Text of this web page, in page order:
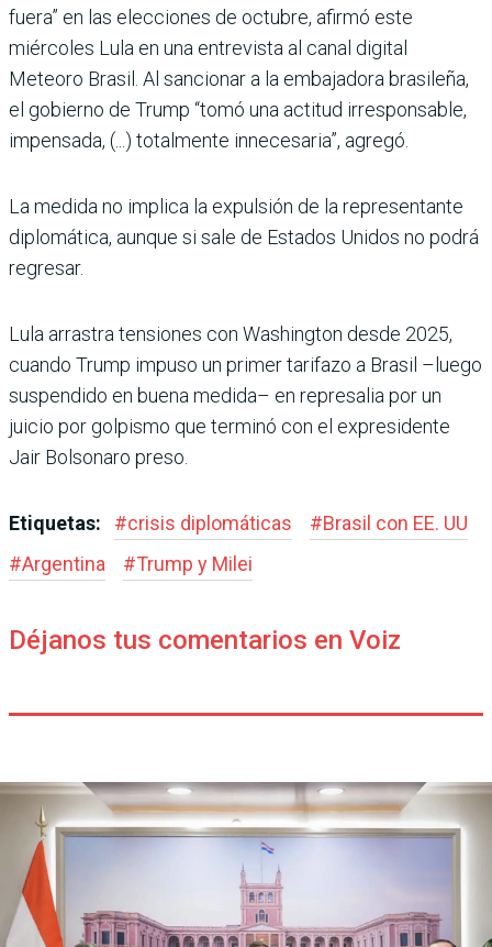
fuera” en las elecciones de octubre, afirmó este
miércoles Lula en una entrevista al canal digital
Meteoro Brasil. Al sancionar a la embajadora brasileña,
el gobierno de Trump “tomó una actitud irresponsable,
impen­sada, (...) totalmente innecesa­ria”, agregó.
La medida no implica la expul­sión de la representante
diplo­mática, aunque si sale de Esta­dos Unidos no podrá
regresar.
Lula arrastra tensiones con Washington desde 2025,
cuando Trump impuso un pri­mer tarifazo a Brasil –luego
suspendido en buena medida– en represalia por un
juicio por golpismo que terminó con el expresidente
Jair Bolsonaro preso.
Etiquetas: #crisis diplomáticas #Brasil con EE. UU
#Argentina #Trump y Milei
Déjanos tus comentarios en Voiz